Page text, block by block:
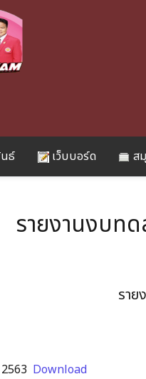
ธ์ เว็บบอร์ด ส
รายงานงบท
ราย
Download